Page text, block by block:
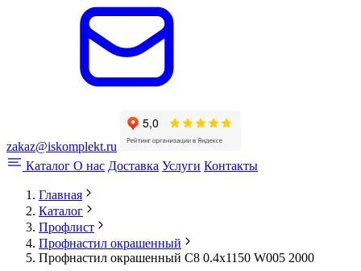
zakaz@iskomplekt.ru
Каталог О нас Доставка Услуги Контакты
Главная
Каталог
Профлист
Профнастил окрашенный
Профнастил окрашенный С8 0.4x1150 W005 2000